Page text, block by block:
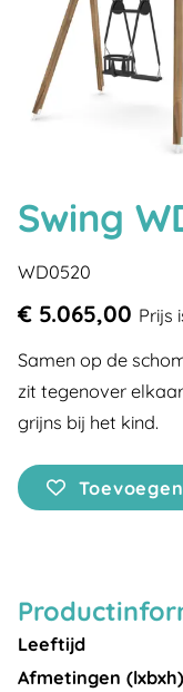
Swing
WD0520
€ 5.065,00 Prijs
Samen op de
zit tegenover
grijns bij het kind.
Leeftijd
Afmetingen (lxbxh)